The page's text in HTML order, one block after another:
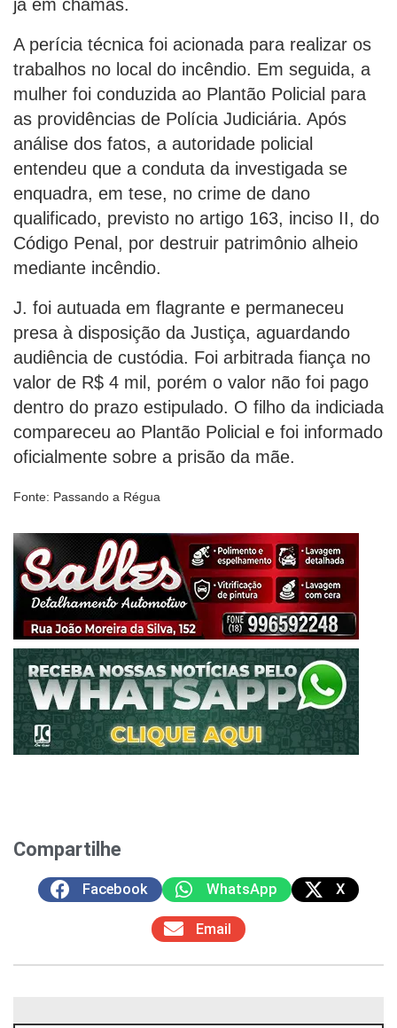
já em chamas.
A perícia técnica foi acionada para realizar os
trabalhos no local do incêndio. Em seguida, a
mulher foi conduzida ao Plantão Policial para
as providências de Polícia Judiciária. Após
análise dos fatos, a autoridade policial
entendeu que a conduta da investigada se
enquadra, em tese, no crime de dano
qualificado, previsto no artigo 163, inciso II, do
Código Penal, por destruir patrimônio alheio
mediante incêndio.
J. foi autuada em flagrante e permaneceu
presa à disposição da Justiça, aguardando
audiência de custódia. Foi arbitrada fiança no
valor de R$ 4 mil, porém o valor não foi pago
dentro do prazo estipulado. O filho da indiciada
compareceu ao Plantão Policial e foi informado
oficialmente sobre a prisão da mãe.
Fonte: Passando a Régua
Compartilhe
Facebook WhatsApp X
Email